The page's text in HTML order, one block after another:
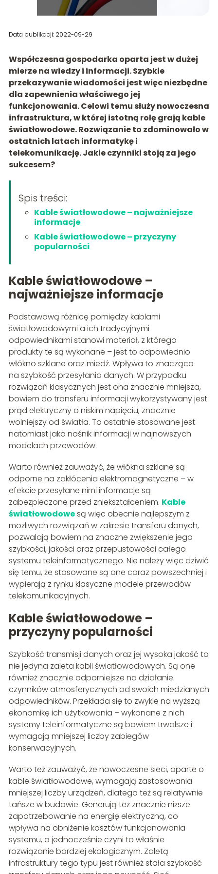
Data publikacji: 2022-09-29
Współczesna gospodarka oparta jest w dużej
mierze na wiedzy i informacji. Szybkie
przekazywanie wiadomości jest więc niezbędne
dla zapewnienia właściwego jej
funkcjonowania. Celowi temu służy nowoczesna
infrastruktura, w której istotną rolę grają kable
światłowodowe. Rozwiązanie to zdominowało w
ostatnich latach informatykę i
telekomunikację. Jakie czynniki stoją za jego
sukcesem?
Spis treści:
Kable światłowodowe – najważniejsze
informacje
Kable światłowodowe – przyczyny
popularności
Kable światłowodowe –
najważniejsze informacje
Podstawową różnicę pomiędzy kablami
światłowodowymi a ich tradycyjnymi
odpowiednikami stanowi materiał, z którego
produkty te są wykonane – jest to odpowiednio
włókno szklane oraz miedź. Wpływa to znacząco
na szybkość przesyłania danych. W przypadku
rozwiązań klasycznych jest ona znacznie mniejsza,
bowiem do transferu informacji wykorzystywany jest
prąd elektryczny o niskim napięciu, znacznie
wolniejszy od światła. To ostatnie stosowane jest
natomiast jako nośnik informacji w najnowszych
modelach przewodów.
Warto również zauważyć, że włókna szklane są
odporne na zakłócenia elektromagnetyczne – w
efekcie przesyłane nimi informacje są
zabezpieczone przed zniekształceniem. Kable
światłowodowesą więc obecnie najlepszym z
możliwych rozwiązań w zakresie transferu danych,
pozwalają bowiem na znaczne zwiększenie jego
szybkości, jakości oraz przepustowości całego
systemu teleinformatycznego. Nie należy więc dziwić
się temu, że stosowane są one coraz powszechniej i
wypierają z rynku klasyczne modele przewodów
telekomunikacyjnych.
Kable światłowodowe –
przyczyny popularności
Szybkość transmisji danych oraz jej wysoka jakość to
nie jedyna zaleta kabli światłowodowych. Są one
również znacznie odporniejsze na działanie
czynników atmosferycznych od swoich miedzianych
odpowiedników. Przekłada się to zwykle na wyższą
ekonomikę ich użytkowania – wykonane z nich
systemy teleinformatyczne są bowiem trwalsze i
wymagają mniejszej liczby zabiegów
konserwacyjnych.
Warto też zauważyć, że nowoczesne sieci, oparte o
kable światłowodowe, wymagają zastosowania
mniejszej liczby urządzeń, dlatego też są relatywnie
tańsze w budowie. Generują też znacznie niższe
zapotrzebowanie na energię elektryczną, co
wpływa na obniżenie kosztów funkcjonowania
systemu, a jednocześnie czyni to właśnie
rozwiązanie bardziej ekologicznym. Zaletą
infrastruktury tego typu jest również stała szybkość